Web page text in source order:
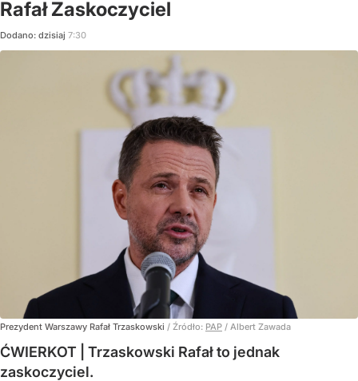
Rafał Zaskoczyciel
Dodano: dzisiaj 7:30
Prezydent Warszawy Rafał Trzaskowski / Źródło: PAP / Albert Zawada
ĆWIERKOT | Trzaskowski Rafał to jednak
zaskoczyciel.